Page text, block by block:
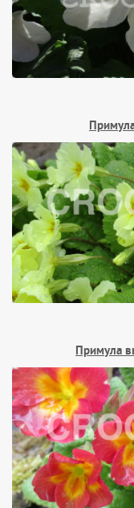
Примула